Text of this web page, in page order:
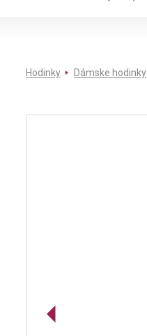
Hodinky Dámske hodinky